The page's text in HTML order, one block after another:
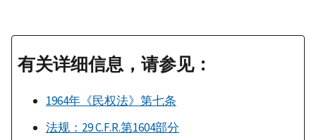
有关详细信息，请参见：
1964年《民权法》第七条
法规：29 C.F.R.第1604部分